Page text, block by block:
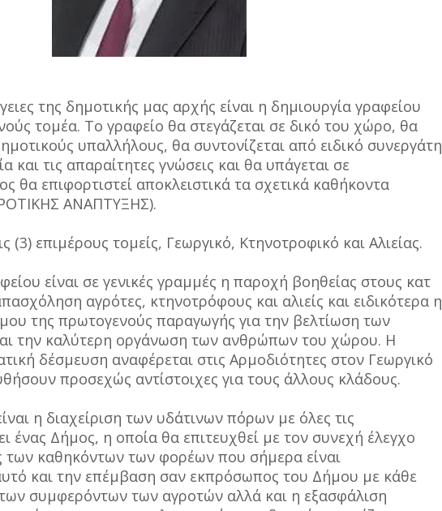
της δημοτικής μας αρχής είναι η δημιουργία γραφείου
τομέα. Το γραφείο θα στεγάζεται σε δικό του χώρο, θα
υπαλλήλους, θα συντονίζεται από ειδικό συνεργάτη
και τις απαραίτητες γνώσεις και θα υπάγεται σε
θα επιφορτιστεί αποκλειστικά τα σχετικά καθήκοντα
ΑΝΑΠΤΥΞΗΣ).
(3) επιμέρους τομείς, Γεωργικό, Κτηνοτροφικό και Αλιείας.
είναι σε γενικές γραμμές η παροχή βοηθείας στους κατ
αγρότες, κτηνοτρόφους και αλιείς και ειδικότερα η
της πρωτογενούς παραγωγής για την βελτίωση των
την καλύτερη οργάνωση των ανθρώπων του χώρου. Η
δέσμευση αναφέρεται στις Αρμοδιότητες στον Γεωργικό
προσεχώς αντίστοιχες για τους άλλους κλάδους.
η διαχείριση των υδάτινων πόρων με όλες τις
ένας Δήμος, η οποία θα επιτευχθεί με τον συνεχή έλεγχο
των καθηκόντων των φορέων που σήμερα είναι
και την επέμβαση σαν εκπρόσωπος του Δήμου με κάθε
συμφερόντων των αγροτών αλλά και η εξασφάλιση